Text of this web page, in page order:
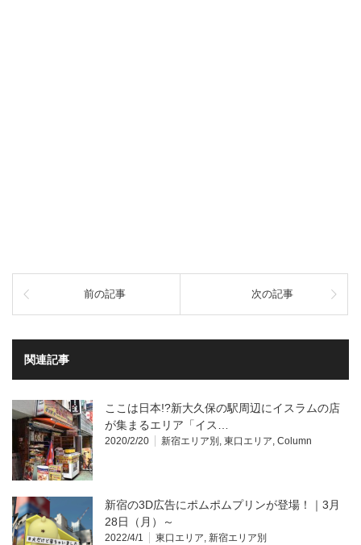
前の記事 次の記事
関連記事
ここは日本!?新大久保の駅周辺にイスラムの店
が集まるエリア「イス…
2020/2/20 新宿エリア別 東口エリア Column
新宿の3D広告にポムポムプリンが登場！｜3月
28日（月）～
2022/4/1 東口エリア 新宿エリア別